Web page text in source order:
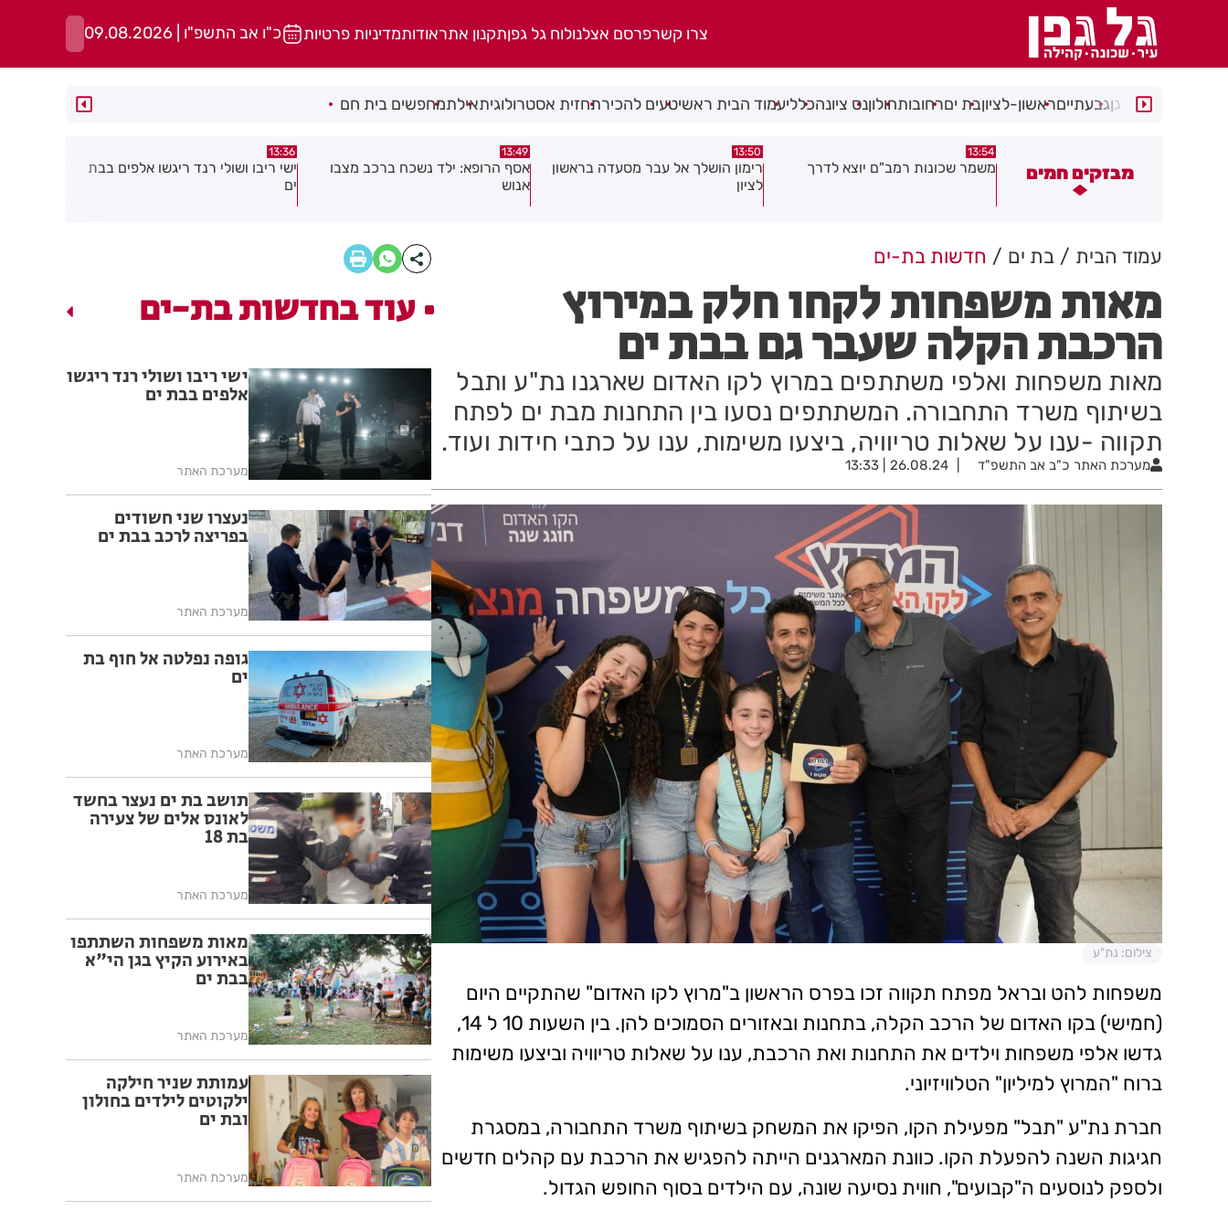
צרו קשרפרסם אצלנולוח גל גפןתקנון אתראודותמדיניות פרטיות כ"ו אב התשפ"ו | 09.08.2026
רמת גןגבעתייםראשון-לציוןבת יםרחובותחולוןנס ציונהכלליעמוד הבית ראשיטעים להכירתחזית אסטרולוגיתאילתמחפשים בית חם
מבזקים חמים
משמר שכונות רמב"ם יוצא לדרך
13:50
רימון הושלך אל עבר מסעדה בראשון
13:49
אסף הרופא: ילד נשכח ברכב מצבו
אנוש
13:36
ישי ריבו ושולי רנד ריגשו אלפים בבת
ים
13:12
2 מנהלות חדשות במערכת החינוך
בחולון
עמוד הבית בת ים חדשות בת-ים
מאות משפחות לקחו חלק במירוץ
הרכבת הקלה שעבר גם בבת ים
מאות משפחות ואלפי משתתפים במרוץ לקו האדום שארגנו נת"ע ותבל
בשיתוף משרד התחבורה. המשתתפים נסעו בין התחנות מבת ים לפתח
תקווה -ענו על שאלות טריוויה, ביצעו משימות, ענו על כתבי חידות ועוד.
מערכת האתר כ"ב אב התשפ"ד 26.08.24 | 13:33
צילום: נת"ע
משפחות להט ובראל מפתח תקווה זכו בפרס הראשון ב"מרוץ לקו האדום" שהתקיים היום
(חמישי) בקו האדום של הרכב הקלה, בתחנות ובאזורים הסמוכים להן. בין השעות 10 ל 14,
גדשו אלפי משפחות וילדים את התחנות ואת הרכבת, ענו על שאלות טריוויה וביצעו משימות
ברוח "המרוץ למיליון" הטלוויזיוני.
חברת נת"ע "תבל" מפעילת הקו, הפיקו את המשחק בשיתוף משרד התחבורה, במסגרת
חגיגות השנה להפעלת הקו. כוונת המארגנים הייתה להפגיש את הרכבת עם קהלים חדשים
ולספק לנוסעים ה"קבועים", חווית נסיעה שונה, עם הילדים בסוף החופש הגדול.
עוד בחדשות בת-ים
ישי ריבו ושולי רנד ריגשו
אלפים בבת ים
מערכת האתר
נעצרו שני חשודים
בפריצה לרכב בבת ים
מערכת האתר
גופה נפלטה אל חוף בת
ים
מערכת האתר
תושב בת ים נעצר בחשד
לאונס אלים של צעירה
בת 18
מערכת האתר
מאות משפחות השתתפו
באירוע הקיץ בגן הי"א
בבת ים
מערכת האתר
עמותת שניר חילקה
ילקוטים לילדים בחולון
ובת ים
מערכת האתר